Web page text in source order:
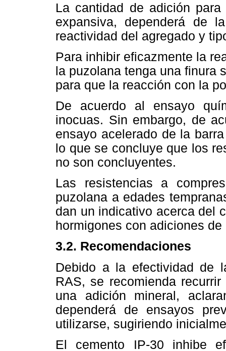
La cantidad de adición
expansiva, dependerá de
reactividad del agregado y
Para inhibir eficazmente la
la puzolana tenga una finura
para que la reacción con la
De acuerdo al ensayo
inocuas. Sin embargo, de
ensayo acelerado de la
lo que se concluye que los
no son concluyentes.
Las resistencias a
puzolana a edades
dan un indicativo acerca del
hormigones con adiciones
3.2. Recomendaciones
Debido a la efectividad de
RAS, se recomienda
una adición mineral,
dependerá de ensayos
utilizarse, sugiriendo
El cemento IP-30 inhibe